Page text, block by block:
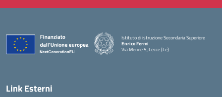
Istituto di istruzione Secondaria Superiore
Enrico Fermi
Via Merine 5, Lecce (Le)
Link Esterni